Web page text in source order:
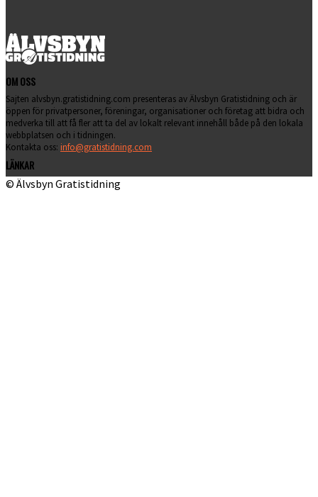
OM OSS
Sajten alvsbyn.gratistidning.com presenteras av Älvsbyn Gratistidning och är
öppen för privatpersoner, föreningar, organisationer och företag att bidra och
medverka till att få fler att ta del av lokalt relevant innehåll både på den lokala
webbplatsen och i tidningen.
Kontakta oss: info@gratistidning.com
LÄNKAR
© Älvsbyn Gratistidning